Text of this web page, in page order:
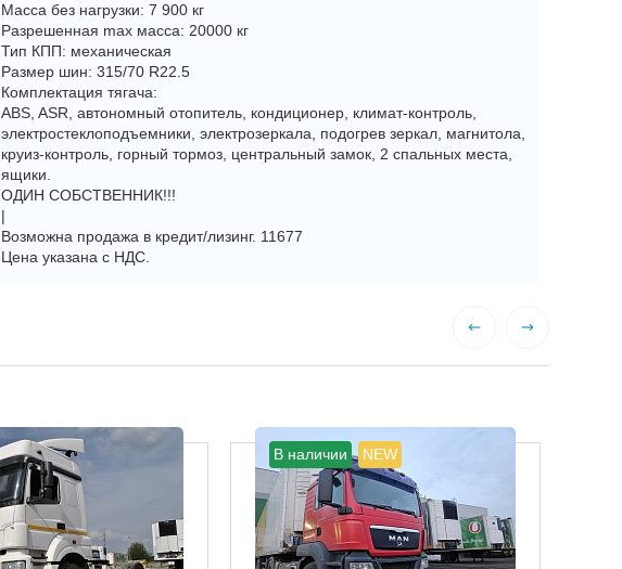
Масса без нагрузки: 7 900 кг
Разрешенная max масса: 20000 кг
Тип КПП: механическая
Размер шин: 315/70 R22.5
Комплектация тягача:
ABS, ASR, автономный отопитель, кондиционер, климат-контроль,
электростеклоподъемники, электрозеркала, подогрев зеркал, магнитола,
круиз-контроль, горный тормоз, центральный замок, 2 спальных места,
ящики.
ОДИН СОБСТВЕННИК!!!
|
Возможна продажа в кредит/лизинг. 11677
Цена указана с НДС.
В наличии NEW